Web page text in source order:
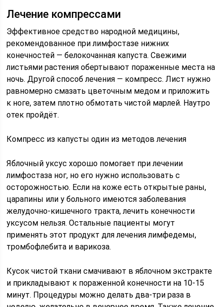
Лечение компрессами
Эффективное средство народной медицины,
рекомендованное при лимфостазе нижних
конечностей — белокочанная капуста. Свежими
листьями растения обертывают пораженные места на
ночь. Другой способ лечения — компресс. Лист нужно
равномерно смазать цветочным медом и приложить
к ноге, затем плотно обмотать чистой марлей. Наутро
отек пройдёт.
Компресс из капусты один из методов лечения
Яблочный уксус хорошо помогает при лечении
лимфостаза ног, но его нужно использовать с
осторожностью. Если на коже есть открытые раны,
царапины или у больного имеются заболевания
желудочно-кишечного тракта, лечить конечности
уксусом нельзя. Остальные пациенты могут
применять этот продукт для лечения лимфедемы,
тромбофлебита и варикоза.
Кусок чистой ткани смачивают в яблочном экстракте
и прикладывают к пораженной конечности на 10-15
минут. Процедуры можно делать два-три раза в